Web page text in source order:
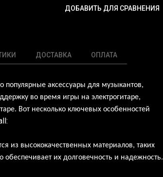
ДОБАВИТЬ ДЛЯ СРАВНЕНИЯ
ДОСТАВКА ОПЛАТА
популярные аксессуары для музыкантов,
во время игры на электрогитаре,
Вот несколько ключевых особенностей
:
из высококачественных материалов, таких
обеспечивает их долговечность и надежность.